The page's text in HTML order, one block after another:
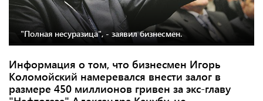
"Полная несуразица", - заявил бизнесмен.
Информация о том, что бизнесмен Игорь
Коломойский намеревался внести залог в
размере 450 миллионов гривен за экс-главу